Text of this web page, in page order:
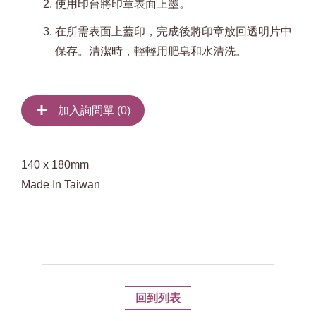
使用印台將印章表面上墨。
在所需表面上蓋印，完成後將印章放回透明片中
保存。清潔時，輕輕用肥皂和水清洗。
加入詢問單 (0)
140 x 180mm
Made In Taiwan
回到列表